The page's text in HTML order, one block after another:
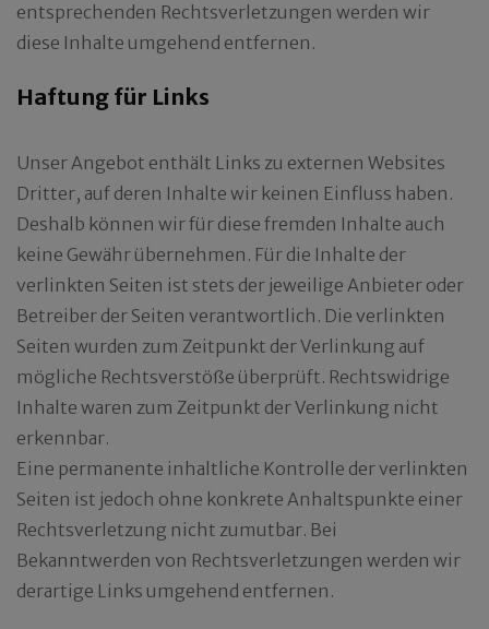
entsprechenden Rechtsverletzungen werden wir
diese Inhalte umgehend entfernen.
Haftung für Links
Unser Angebot enthält Links zu externen Websites
Dritter, auf deren Inhalte wir keinen Einfluss haben.
Deshalb können wir für diese fremden Inhalte auch
keine Gewähr übernehmen. Für die Inhalte der
verlinkten Seiten ist stets der jeweilige Anbieter oder
Betreiber der Seiten verantwortlich. Die verlinkten
Seiten wurden zum Zeitpunkt der Verlinkung auf
mögliche Rechtsverstöße überprüft. Rechtswidrige
Inhalte waren zum Zeitpunkt der Verlinkung nicht
erkennbar.
Eine permanente inhaltliche Kontrolle der verlinkten
Seiten ist jedoch ohne konkrete Anhaltspunkte einer
Rechtsverletzung nicht zumutbar. Bei
Bekanntwerden von Rechtsverletzungen werden wir
derartige Links umgehend entfernen.